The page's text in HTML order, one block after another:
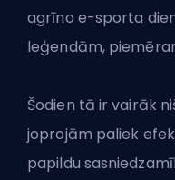
agrīno e-sporta
leģendām,
Šodien tā ir vairāk
joprojām paliek
papildu